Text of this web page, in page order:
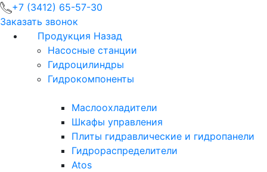
+7 (3412) 65-57-30
Заказать звонок
Продукция Назад
Насосные станции
Гидроцилиндры
Гидрокомпоненты
Маслоохладители
Шкафы управления
Плиты гидравлические и гидропанели
Гидрораспределители
Atos